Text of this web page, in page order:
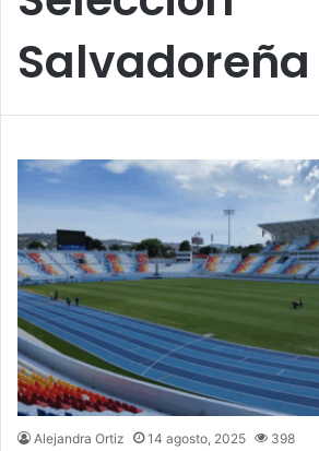
Salvadoreña
Alejandra Ortiz 14 agosto, 2025 398